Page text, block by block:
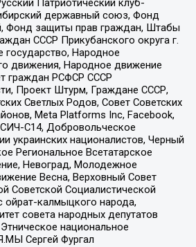
Патриотический клуб-
державный союз, Фонд
Фонд защиты прав граждан, Штабы
СССР Прикубанского округа г.
государство, Народное
движения, Народное движение
граждан РСФСР СССР
Проект Штурм, Граждане СССР,
Светлых Родов, Совет Советских
Meta Platforms Inc, Facebook,
СИЧ-С14, Добровольческое
украинских националистов, Черный
Региональное Всетатарское
Невоград, Молодежное
Весна, Верховный Совет
Советской Социалистической
ойрат-калмыцкого народа,
совета народных депутатов
национальное
Сергей Фургал